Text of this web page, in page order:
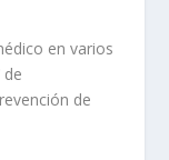
en varios
de